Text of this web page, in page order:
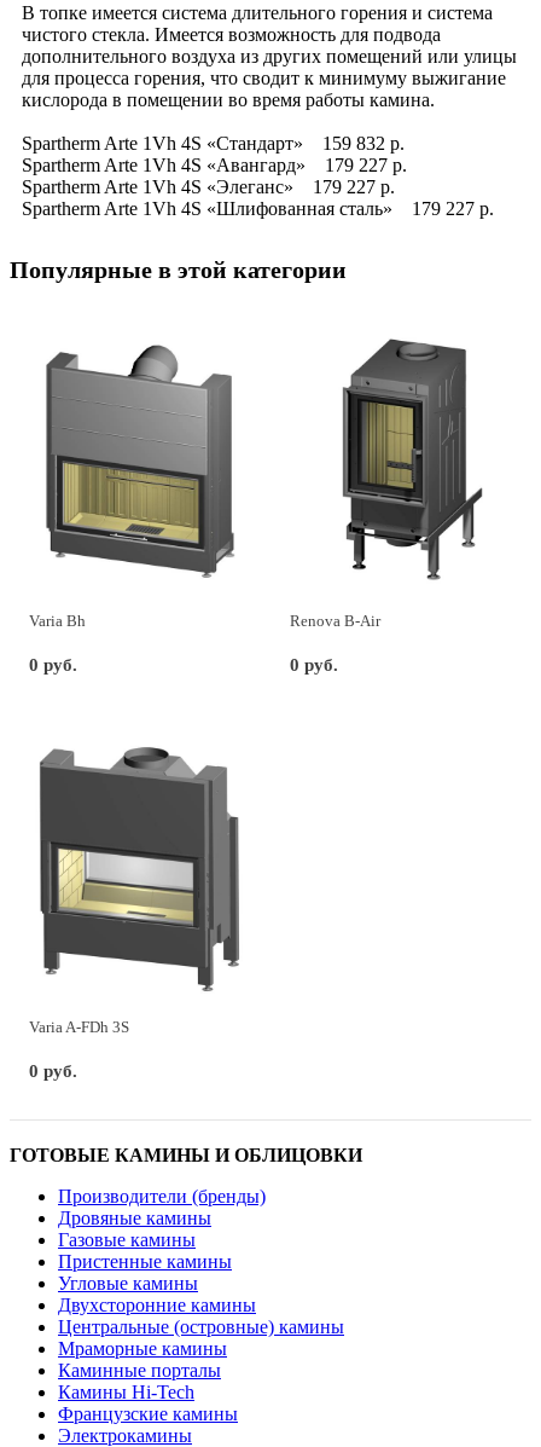
В топке имеется система длительного горения и система
чистого стекла. Имеется возможность для подвода
дополнительного воздуха из других помещений или улицы
для процесса горения, что сводит к минимуму выжигание
кислорода в помещении во время работы камина.
Spartherm Arte 1Vh 4S «Стандарт» 159 832 р.
Spartherm Arte 1Vh 4S «Авангард» 179 227 р.
Spartherm Arte 1Vh 4S «Элеганс» 179 227 р.
Spartherm Arte 1Vh 4S «Шлифованная сталь» 179 227 р.
Популярные в этой категории
Varia Bh
0 руб.
Renova B-Air
0 руб.
Varia A-FDh 3S
0 руб.
ГОТОВЫЕ КАМИНЫ И ОБЛИЦОВКИ
Производители (бренды)
Дровяные камины
Газовые камины
Пристенные камины
Угловые камины
Двухсторонние камины
Центральные (островные) камины
Мраморные камины
Каминные порталы
Камины Hi-Tech
Французские камины
Электрокамины